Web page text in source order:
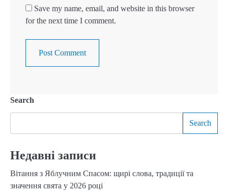
Save my name, email, and website in this browser
for the next time I comment.
Search
Search
Недавні записи
Вітання з Яблучним Спасом: щирі слова, традиції та
значення свята у 2026 році